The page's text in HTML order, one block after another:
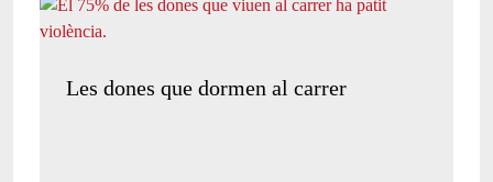
Les dones que dormen al carrer